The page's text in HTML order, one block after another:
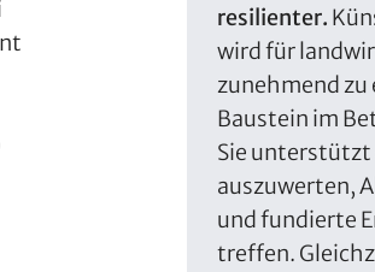
resilienter.
wird für
zunehmend
Baustein im
Sie unterstützt
auszuwerten,
und fundierte
treffen.